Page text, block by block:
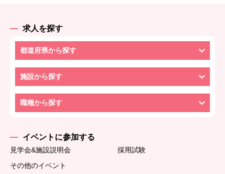
求人を探す
都道府県から探す
施設から探す
職種から探す
イベントに参加する
見学会&施設説明会
採用試験
その他のイベント